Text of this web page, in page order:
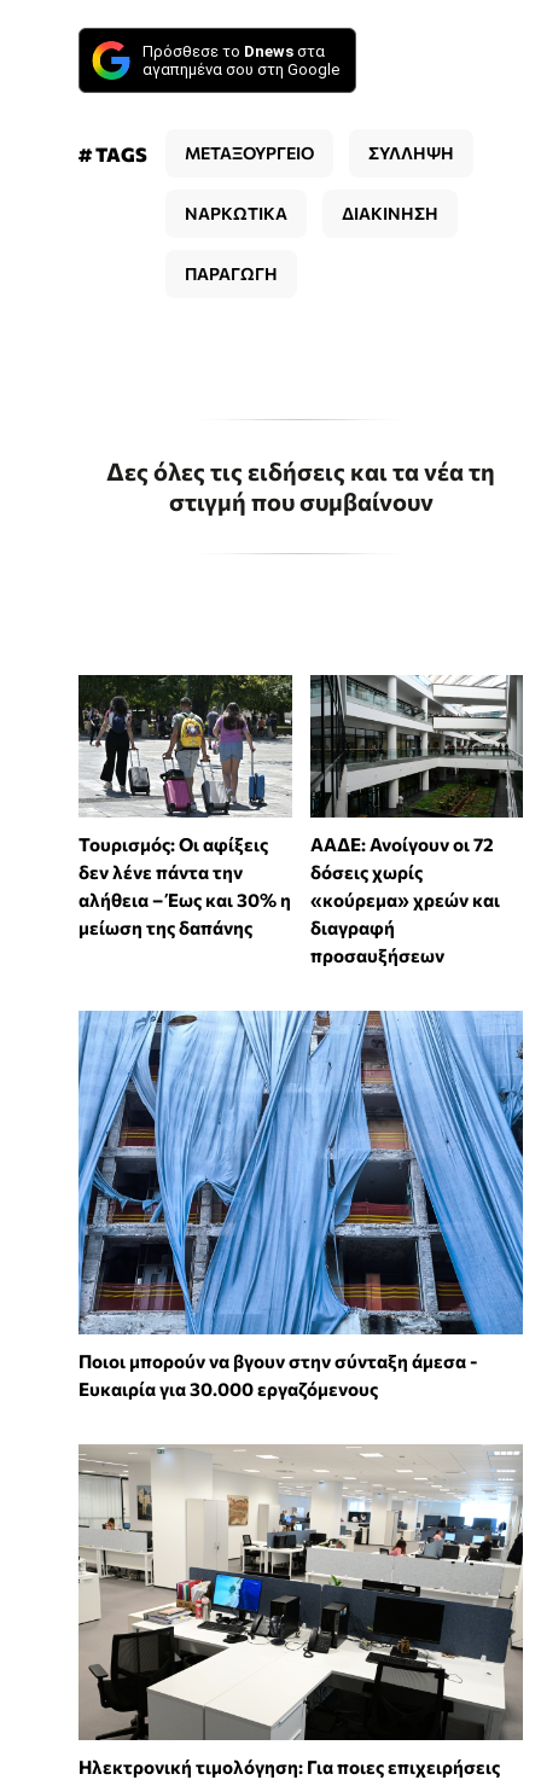
Πρόσθεσε το Dnews στα
αγαπημένα σου στη Google
# TAGS ΜΕΤΑΞΟΥΡΓΕΙΟ ΣΥΛΛΗΨΗ
ΝΑΡΚΩΤΙΚΑ ΔΙΑΚΙΝΗΣΗ
ΠΑΡΑΓΩΓΗ
Δες όλες τις ειδήσεις και τα νέα τη
στιγμή που συμβαίνουν
Τουρισμός: Οι αφίξεις
δεν λένε πάντα την
αλήθεια – Έως και 30% η
μείωση της δαπάνης
ΑΑΔΕ: Ανοίγουν οι 72
δόσεις χωρίς
«κούρεμα» χρεών και
διαγραφή
προσαυξήσεων
Ποιοι μπορούν να βγουν στην σύνταξη άμεσα -
Ευκαιρία για 30.000 εργαζόμενους
Ηλεκτρονική τιμολόγηση: Για ποιες επιχειρήσεις